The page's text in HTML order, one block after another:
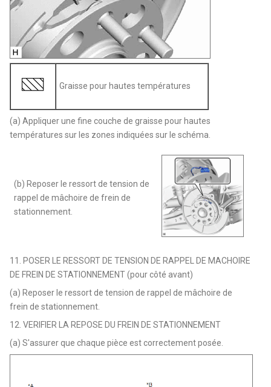
Graisse pour hautes températures
(a) Appliquer une fine couche de graisse pour hautes
températures sur les zones indiquées sur le schéma.
(b) Reposer le ressort de tension de
rappel de mâchoire de frein de
stationnement.
11. POSER LE RESSORT DE TENSION DE RAPPEL DE MACHOIRE
DE FREIN DE STATIONNEMENT (pour côté avant)
(a) Reposer le ressort de tension de rappel de mâchoire de
frein de stationnement.
12. VERIFIER LA REPOSE DU FREIN DE STATIONNEMENT
(a) S'assurer que chaque pièce est correctement posée.